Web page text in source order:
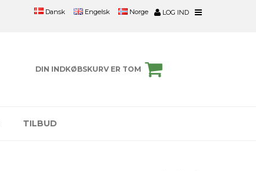
Dansk Engelsk Norge LOG IND
DIN INDKØBSKURV ER TOM
TILBUD